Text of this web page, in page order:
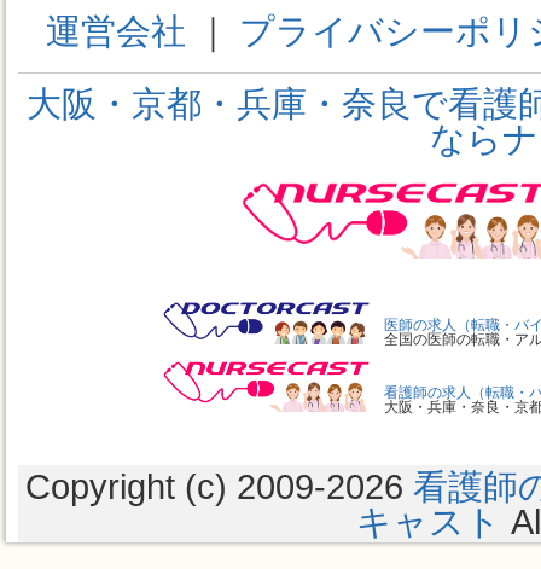
す。
【サービスの変更・停止】
更・停止をすることができま
者・その他の利用者・第三者
任を負いません。
また「ナースキャスト」は、
なる保証も行っておらず、サ
となり発生した損失や損害に
【責任の制約】
運営会社 ｜ プライバシーポリ
大阪・京都・兵庫・奈良で看
なら
医師の求人（転職・バ
全国の医師の転職・ア
看護師の求人（転職・
大阪・兵庫・奈良・京
Copyright (c) 2009-2026 看護師
キャスト